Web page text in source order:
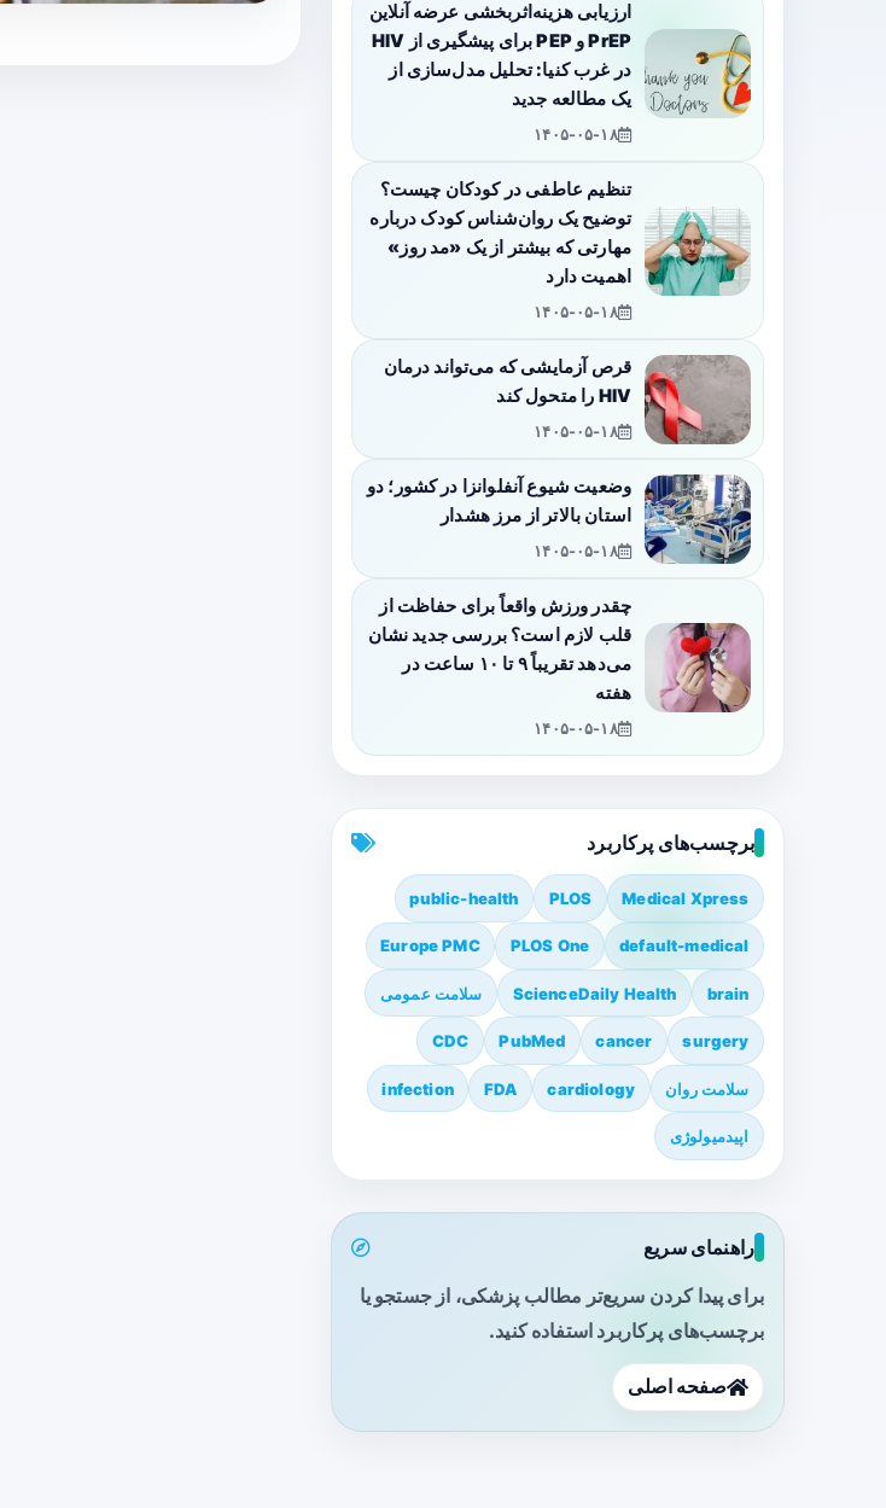
ارزیابی هزینه‌اثربخشی عرضه آنلاین
PrEP و PEP برای پیشگیری از HIV
در غرب کنیا: تحلیل مدل‌سازی از
یک مطالعه جدید
۱۴۰۵-۰۵-۱۸
تنظیم عاطفی در کودکان چیست؟
توضیح یک روان‌شناس کودک درباره
مهارتی که بیشتر از یک «مد روز»
اهمیت دارد
۱۴۰۵-۰۵-۱۸
قرص آزمایشی که می‌تواند درمان
HIV را متحول کند
۱۴۰۵-۰۵-۱۸
وضعیت شیوع آنفلوانزا در کشور؛ دو
استان بالاتر از مرز هشدار
۱۴۰۵-۰۵-۱۸
چقدر ورزش واقعاً برای حفاظت از
قلب لازم است؟ بررسی جدید نشان
می‌دهد تقریباً ۹ تا ۱۰ ساعت در
هفته
۱۴۰۵-۰۵-۱۸
برچسب‌های پرکاربرد
Medical Xpress
PLOS
public-health
default-medical
PLOS One
Europe PMC
brain
ScienceDaily Health سلامت عمومی
surgery
cancer
PubMed
CDC
سلامت روان cardiology
FDA
infection
اپیدمیولوژی
راهنمای سریع
برای پیدا کردن سریع‌تر مطالب پزشکی، از جستجو یا
برچسب‌های پرکاربرد استفاده کنید.
صفحه اصلی